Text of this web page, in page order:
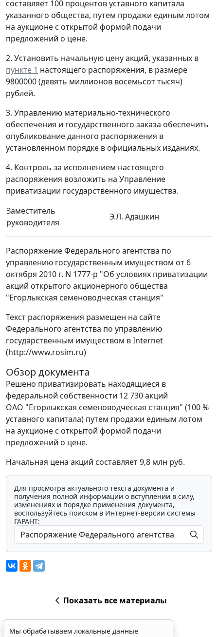
составляет 100 процентов уставного капитала
указанного общества, путем продажи единым лотом
на аукционе с открытой формой подачи
предложений о цене.
2. Установить начальную цену акций, указанных в
пункте 1 настоящего распоряжения, в размере
9800000 (девять миллионов восемьсот тысяч)
рублей.
3. Управлению материально-технического
обеспечения и государственного заказа обеспечить
опубликование данного распоряжения в
установленном порядке в официальных изданиях.
4. Контроль за исполнением настоящего
распоряжения возложить на Управление
приватизации государственного имущества.
Заместитель
руководителя
Э.Л. Адашкин
Распоряжение Федерального агентства по
управлению государственным имуществом от 6
октября 2010 г. N 1777-р "Об условиях приватизации
акций открытого акционерного общества
"Егорлыкская семеноводческая станция"
Текст распоряжения размещен на сайте
Федерального агентства по управлению
государственным имуществом в Internet
(http://www.rosim.ru)
Обзор документа
Решено приватизировать находящиеся в
федеральной собственности 12 730 акций
ОАО "Егорлыкская семеноводческая станция" (100 %
уставного капитала) путем продажи единым лотом
на аукционе с открытой формой подачи
предложений о цене.
Начальная цена акций составляет 9,8 млн руб.
Для просмотра актуального текста документа и
получения полной информации о вступлении в силу,
изменениях и порядке применения документа,
воспользуйтесь поиском в Интернет-версии системы
ГАРАНТ:
Показать все материалы
Мы обрабатываем локальные данные